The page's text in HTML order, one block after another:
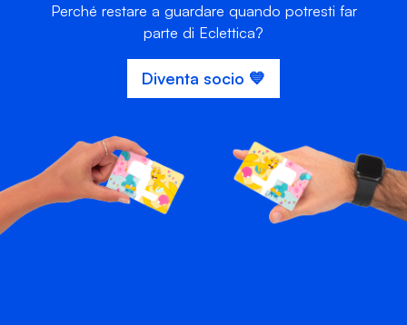
Perché restare a guardare quando potresti far
parte di Eclettica?
Diventa socio 💙